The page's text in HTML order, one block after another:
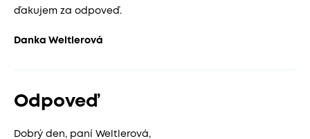
ďakujem za odpoveď.
Danka Weltlerová
Odpoveď
Dobrý den, paní Weltlerová,